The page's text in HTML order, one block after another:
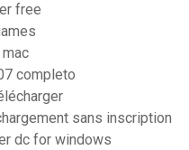
free
completo
sans inscription
dc for windows